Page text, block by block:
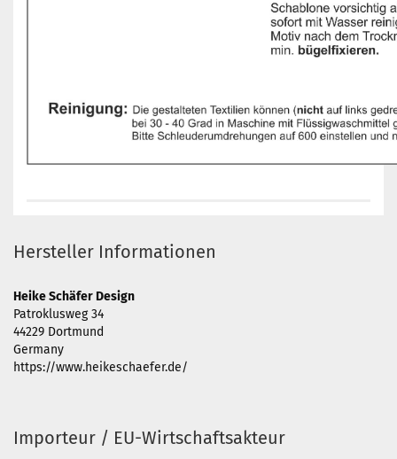
Hersteller Informationen
Heike Schäfer Design
Patroklusweg 34
44229 Dortmund
Germany
https://www.heikeschaefer.de/
Importeur / EU-Wirtschaftsakteur